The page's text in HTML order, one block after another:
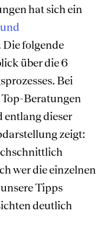
hat sich ein
folgende
über die 6
Bei
Beratungen
entlang dieser
zeigt:
wer die einzelnen
Tipps
deutlich